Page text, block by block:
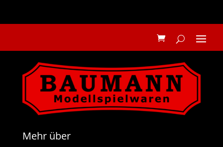
Mehr über